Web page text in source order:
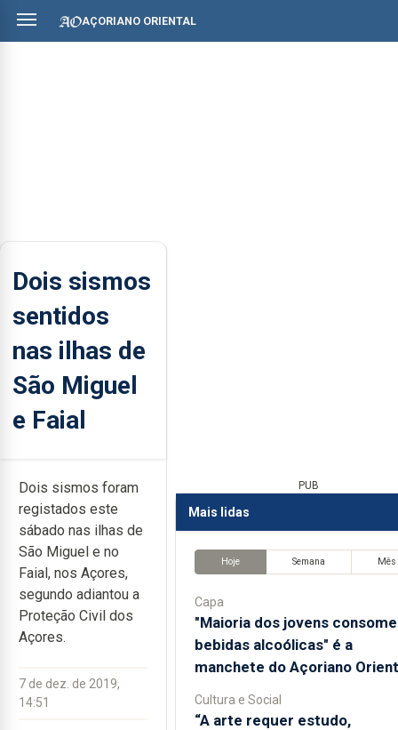
AÇORIANO ORIENTAL
Dois sismos
sentidos
nas ilhas de
São Miguel
e Faial
Dois sismos foram
registados este
sábado nas ilhas de
São Miguel e no
Faial, nos Açores,
segundo adiantou a
Proteção Civil dos
Açores.
7 de dez. de 2019,
14:51
PUB
Mais lidas
Hoje Semana Mês
Capa
"Maioria dos jovens consome
bebidas alcoólicas" é a
manchete do Açoriano
Cultura e Social
“A arte requer estudo,